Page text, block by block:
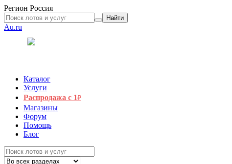
Регион Россия
Найти
Au.ru
Каталог
Услуги
Распродажа с 1₽
Магазины
Форум
Помощь
Блог